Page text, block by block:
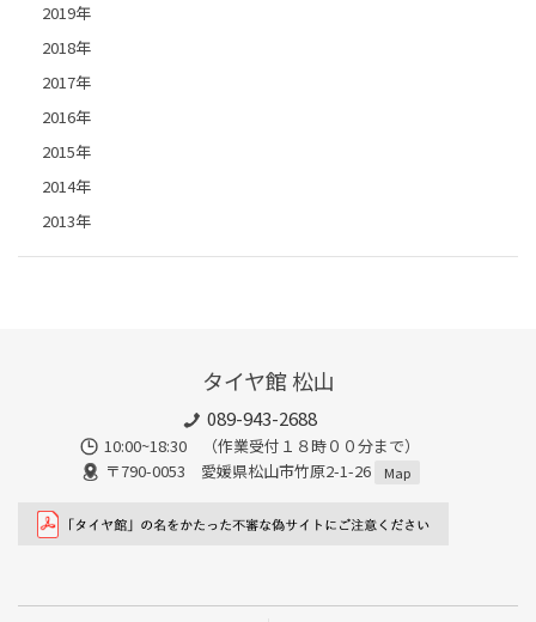
2019年
2018年
2017年
2016年
2015年
2014年
2013年
タイヤ館 松山
089-943-2688
10:00~18:30 （作業受付１８時００分まで）
〒790-0053 愛媛県松山市竹原2-1-26
Map